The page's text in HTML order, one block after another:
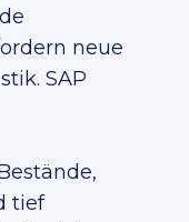
neue
SAP
tief